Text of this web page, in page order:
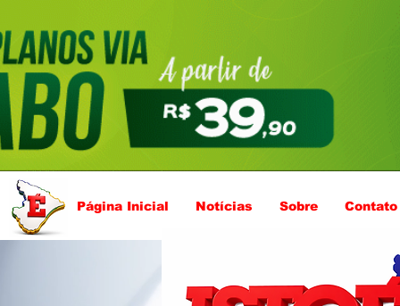
Página Inicial Notícias Sobre Contato